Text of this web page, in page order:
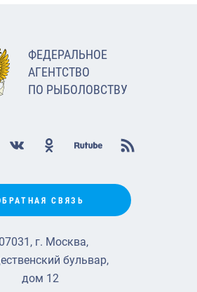
ФЕДЕРАЛЬНОЕ
АГЕНТСТВО
ПО РЫБОЛОВСТВУ
СВЯЗЬ
г. Москва,
бульвар,
дом 12